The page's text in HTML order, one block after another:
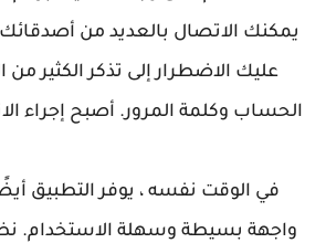
يمكنك الاتصال بالعديد من أصدقائك
عليك الاضطرار إلى تذكر الكثير
الحساب وكلمة المرور. أصبح إجراء
في الوقت نفسه ، يوفر التطبيق
واجهة بسيطة وسهلة الاستخدام.